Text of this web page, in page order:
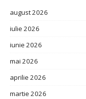
august 2026
iulie 2026
iunie 2026
mai 2026
aprilie 2026
martie 2026